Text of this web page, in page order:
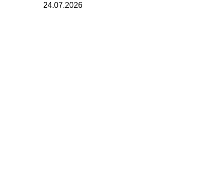
24.07.2026